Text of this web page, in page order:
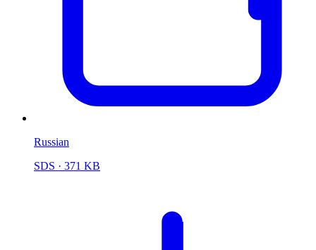
Russian
SDS · 371 KB